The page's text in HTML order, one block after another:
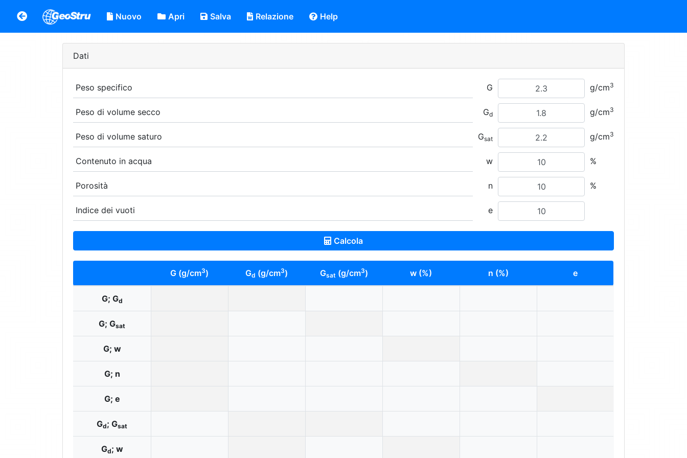
Nuovo Apri Salva Relazione Help
Dati
Peso specifico G g/cm3
Peso di volume secco Gd g/cm3
Peso di volume saturo Gsat g/cm3
Contenuto in acqua w %
Porosità n %
Indice dei vuoti e
Calcola
G (g/cm3) Gd (g/cm3) Gsat (g/cm3) w (%) n (%) e
G; Gd
G; Gsat
G; w
G; n
G; e
Gd; Gsat
Gd; w